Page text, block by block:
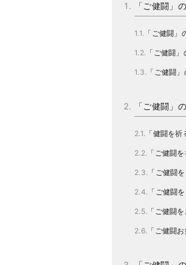
「ご健闘」
「ご健闘」
「ご健闘
「ご健闘
「ご健闘」
「健闘を
「ご健闘
「ご健闘
「ご健闘
「ご健闘
「ご健闘